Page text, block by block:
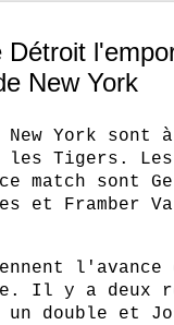
Détroit
New York
New York sont
Tigers. Les
match sont
et Framber
l'avance
Il y a
un double et